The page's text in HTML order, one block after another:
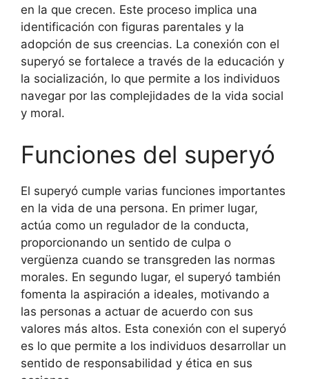
en la que crecen. Este proceso implica una
identificación con figuras parentales y la
adopción de sus creencias. La conexión con el
superyó se fortalece a través de la educación y
la socialización, lo que permite a los individuos
navegar por las complejidades de la vida social
y moral.
Funciones del superyó
El superyó cumple varias funciones importantes
en la vida de una persona. En primer lugar,
actúa como un regulador de la conducta,
proporcionando un sentido de culpa o
vergüenza cuando se transgreden las normas
morales. En segundo lugar, el superyó también
fomenta la aspiración a ideales, motivando a
las personas a actuar de acuerdo con sus
valores más altos. Esta conexión con el superyó
es lo que permite a los individuos desarrollar un
sentido de responsabilidad y ética en sus